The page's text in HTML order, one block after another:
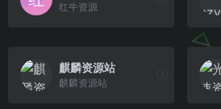
红牛资源
麒麟资源站
麒麟资源站